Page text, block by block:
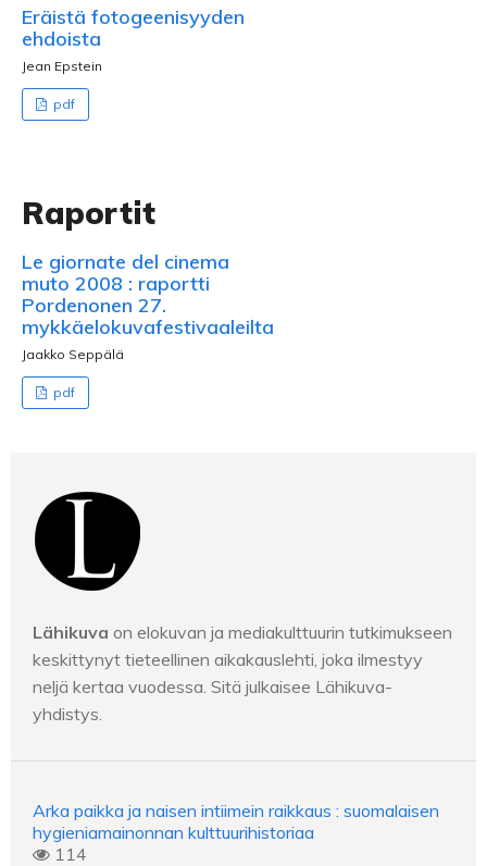
Eräistä fotogeenisyyden
ehdoista
Jean Epstein
pdf
Raportit
Le giornate del cinema
muto 2008 : raportti
Pordenonen 27.
mykkäelokuvafestivaaleilta
Jaakko Seppälä
pdf
Lähikuva on elokuvan ja mediakulttuurin tutkimukseen
keskittynyt tieteellinen aikakauslehti, joka ilmestyy
neljä kertaa vuodessa. Sitä julkaisee Lähikuva-
yhdistys.
Arka paikka ja naisen intiimein raikkaus : suomalaisen
hygieniamainonnan kulttuurihistoriaa
114